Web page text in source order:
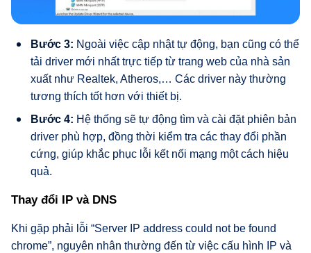
Bước 3: Ngoài việc cập nhật tự động, bạn cũng có thể
tải driver mới nhất trực tiếp từ trang web của nhà sản
xuất như Realtek, Atheros,… Các driver này thường
tương thích tốt hơn với thiết bị.
Bước 4: Hệ thống sẽ tự động tìm và cài đặt phiên bản
driver phù hợp, đồng thời kiểm tra các thay đổi phần
cứng, giúp khắc phục lỗi kết nối mạng một cách hiệu
quả.
Thay đổi IP và DNS
Khi gặp phải lỗi “Server IP address could not be found
chrome”, nguyên nhân thường đến từ việc cấu hình IP và